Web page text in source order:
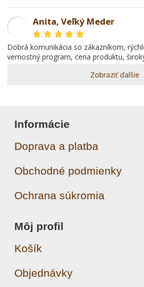
Anita, Veľký Meder
dobrá komunikácia so zákazníkom, rýchle doručenie tovaru,
vernostný program, cena produktu,
Zobraziť ďalšie
Informácie
Doprava a platba
Obchodné podmienky
Ochrana súkromia
Môj profil
Košík
Objednávky